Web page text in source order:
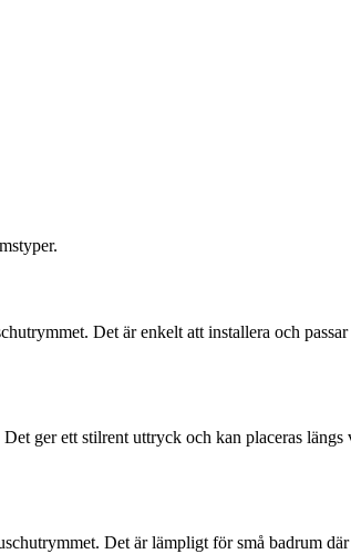
Det är enkelt att installera och
ger ett stilrent uttryck och kan placeras
Det är lämpligt för små badrum